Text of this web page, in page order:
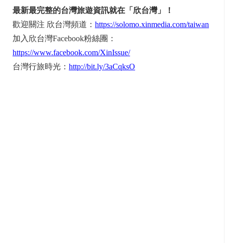
最新最完整的台灣旅遊資訊就在「欣台灣」！
歡迎關注 欣台灣頻道： https://solomo.xinmedia.com/taiwan
加入欣台灣Facebook粉絲團：
https://www.facebook.com/XinIssue/
台灣行旅時光： http://bit.ly/3aCqksO